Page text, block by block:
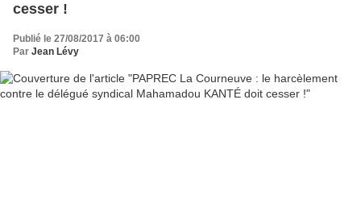
cesser !
Publié le 27/08/2017 à 06:00
Par Jean Lévy